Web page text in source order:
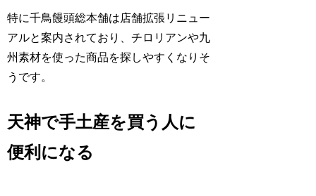
特に千鳥饅頭総本舗は店舗拡張リニュー
アルと案内されており、チロリアンや九
州素材を使った商品を探しやすくなりそ
うです。
天神で手土産を買う人に
便利になる